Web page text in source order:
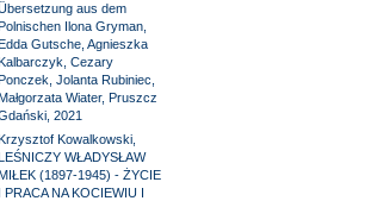
aus dem
Ilona Gryman,
Gutsche, Agnieszka
Cezary
Jolanta Rubiniec,
Wiater, Pruszcz
2021
Kowalkowski,
WŁADYSŁAW
(1897-1945) - ŻYCIE
I PRACA NA KOCIEWIU I